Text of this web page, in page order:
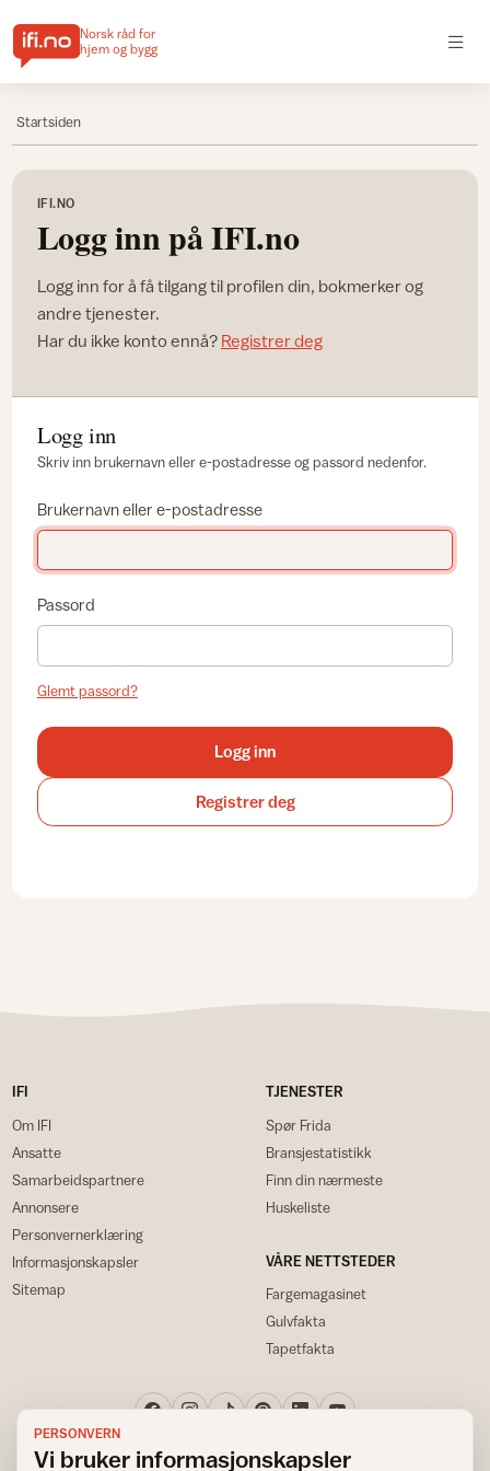
Norsk råd for
hjem og bygg
Startsiden
IFI.NO
Logg inn på IFI.no
Logg inn for å få tilgang til profilen din, bokmerker og
andre tjenester.
Har du ikke konto ennå? Registrer deg
Logg inn
Skriv inn brukernavn eller e-postadresse og passord nedenfor.
Brukernavn eller e-postadresse
Passord
Glemt passord?
Logg inn
Registrer deg
IFI
Om IFI
Ansatte
Samarbeidspartnere
Annonsere
Personvernerklæring
Informasjonskapsler
Sitemap
TJENESTER
Spør Frida
Bransjestatistikk
Finn din nærmeste
Huskeliste
VÅRE NETTSTEDER
Fargemagasinet
Gulvfakta
Tapetfakta
PERSONVERN
Vi bruker informasjonskapsler